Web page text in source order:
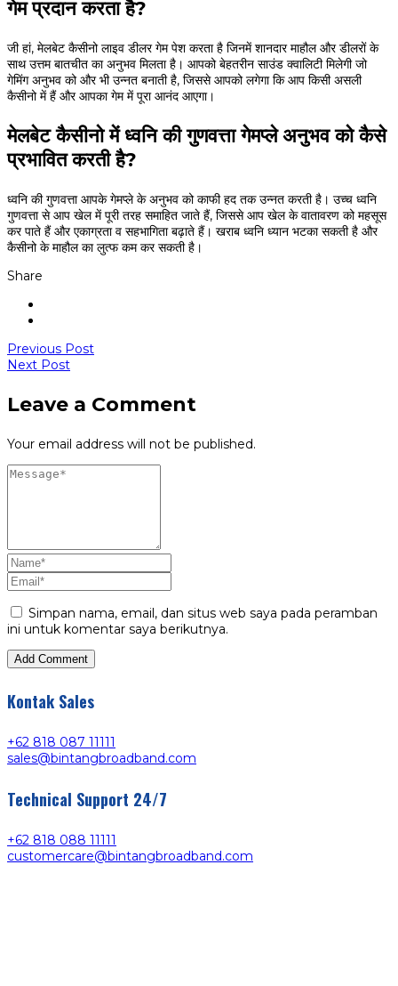
गेम प्रदान करता है?
जी हां, मेलबेट कैसीनो लाइव डीलर गेम पेश करता है जिनमें शानदार माहौल और डीलरों के
साथ उत्तम बातचीत का अनुभव मिलता है। आपको बेहतरीन साउंड क्वालिटी मिलेगी जो
गेमिंग अनुभव को और भी उन्नत बनाती है, जिससे आपको लगेगा कि आप किसी असली
कैसीनो में हैं और आपका गेम में पूरा आनंद आएगा।
मेलबेट कैसीनो में ध्वनि की गुणवत्ता गेमप्ले अनुभव को कैसे
प्रभावित करती है?
ध्वनि की गुणवत्ता आपके गेमप्ले के अनुभव को काफी हद तक उन्नत करती है। उच्च ध्वनि
गुणवत्ता से आप खेल में पूरी तरह समाहित जाते हैं, जिससे आप खेल के वातावरण को महसूस
कर पाते हैं और एकाग्रता व सहभागिता बढ़ाते हैं। खराब ध्वनि ध्यान भटका सकती है और
कैसीनो के माहौल का लुत्फ कम कर सकती है।
Share
Previous Post
Next Post
Leave a Comment
Your email address will not be published.
Simpan nama, email, dan situs web saya pada peramban
ini untuk komentar saya berikutnya.
Kontak Sales
+62 818 087 11111
sales@bintangbroadband.com
Technical Support 24/7
+62 818 088 11111
customercare@bintangbroadband.com